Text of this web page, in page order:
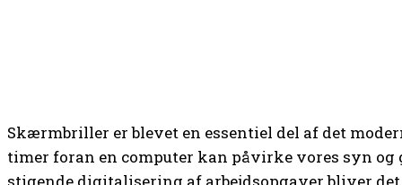
Skærmbriller er blevet en essentiel del af det
timer foran en computer kan påvirke vores syn og